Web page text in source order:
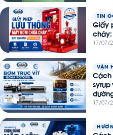
TIN
Giấy
cháy:
17/07/
VẬN
Cách
syrup
17/07/